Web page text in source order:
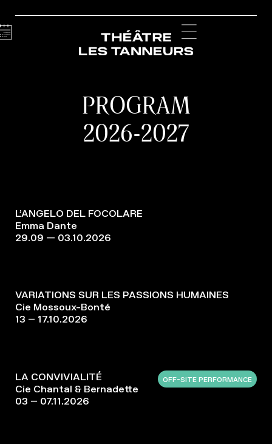
Calendar Menu
PROGRAM
2026-2027
L’ANGELO DEL FOCOLARE
Emma Dante
29.09 — 03.10.2026
VARIATIONS SUR LES PASSIONS HUMAINES
Cie Mossoux-Bonté
13 – 17.10.2026
OFF-SITE PERFORMANCE
LA CONVIVIALITÉ
Cie Chantal & Bernadette
03 – 07.11.2026